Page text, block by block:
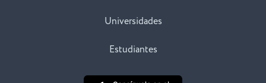
Universidades
Estudiantes